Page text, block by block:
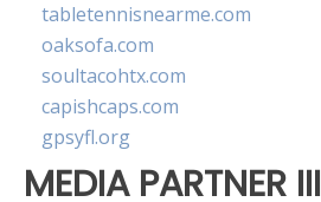
tabletennisnearme.com
oaksofa.com
soultacohtx.com
capishcaps.com
gpsyfl.org
MEDIA PARTNER III